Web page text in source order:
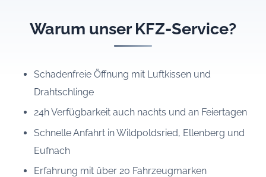
Warum unser KFZ-Service?
Schadenfreie Öffnung mit Luftkissen und
Drahtschlinge
24h Verfügbarkeit auch nachts und an Feiertagen
Schnelle Anfahrt in Wildpoldsried, Ellenberg und
Eufnach
Erfahrung mit über 20 Fahrzeugmarken